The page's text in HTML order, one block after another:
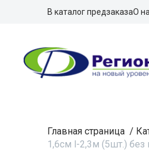
В каталог предзаказаО
Главная страница /
1,6см l-2,3м (5шт.) без